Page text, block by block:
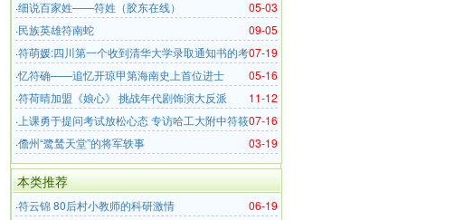
05-03
·细说百家姓——符姓（胶东在线）
09-05
·民族英雄符南蛇
07-19
·符萌媛:四川第一个收到清华大学录取通知书的考
生
05-16
·忆符确——追忆开琼甲第海南史上首位进士
11-12
·符荷晴加盟《娘心》 挑战年代剧饰演大反派
07-16
· 上课勇于提问考试放松心态 专访哈工大附中符筱
03-19
·儋州“鹭鸶天堂”的将军轶事
本类推荐
06-19
·符云锦 80后村小教师的科研激情